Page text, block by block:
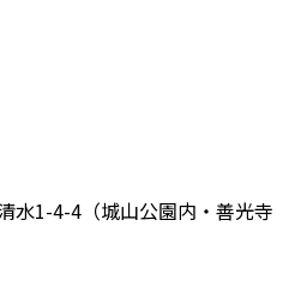
水1-4-4（城山公園内・善光寺